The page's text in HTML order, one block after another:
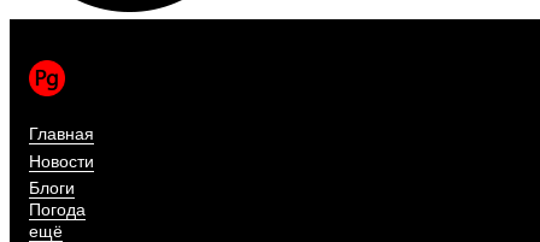
Главная
Новости
Блоги
Погода
ещё